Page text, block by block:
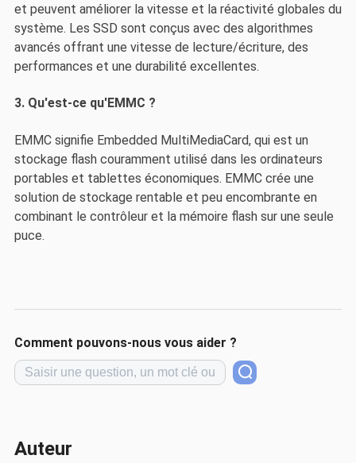
et peuvent améliorer la vitesse et la réactivité globales du
système. Les SSD sont conçus avec des algorithmes
avancés offrant une vitesse de lecture/écriture, des
performances et une durabilité excellentes.
3. Qu'est-ce qu'EMMC ?
EMMC signifie Embedded MultiMediaCard, qui est un
stockage flash couramment utilisé dans les ordinateurs
portables et tablettes économiques. EMMC crée une
solution de stockage rentable et peu encombrante en
combinant le contrôleur et la mémoire flash sur une seule
puce.
Comment pouvons-nous vous aider ?
Auteur